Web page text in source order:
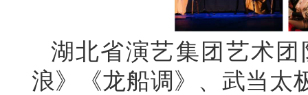
湖北省演艺集团艺术
浪》《龙船调》、武当太